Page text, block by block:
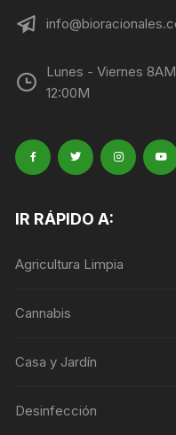
Lunes - Viernes
12:00M
IR RÁPIDO A:
Agricultura Limpia
Cannabis
Casa y Jardín
Desinfección